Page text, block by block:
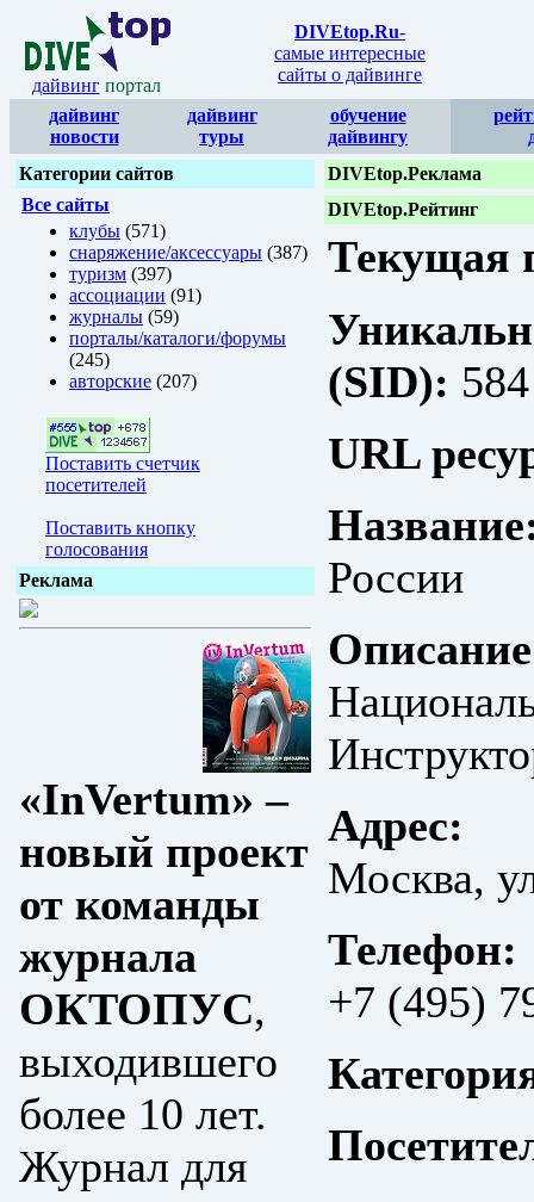
дайвинг портал
DIVEtop.Ru-
самые интересные
сайты о дайвинге
дайвинг
новости
дайвинг
туры
обучение
дайвингу
Категории сайтов
Все сайты
клубы (571)
снаряжение/аксессуары (387)
туризм (397)
ассоциации (91)
журналы (59)
порталы/каталоги/форумы
(245)
авторские (207)
Поставить счетчик
посетителей
Поставить кнопку
голосования
Реклама
«InVertum» –
новый проект
от команды
журнала
ОКТОПУС,
выходившего
более 10 лет.
Журнал для
DIVEtop.Реклама
DIVEtop.Рейтинг
Текущая
(SID): 584
URL
России
Адрес:
Москва,
Телефон:
+7 (495)